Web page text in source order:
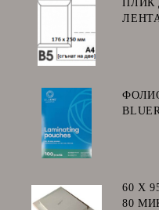
ПЛИК
60 Х
80